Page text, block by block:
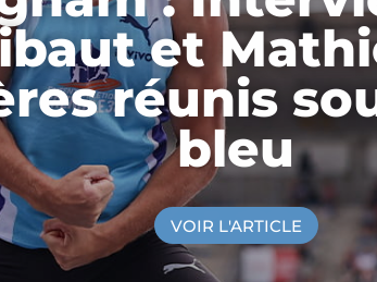
et
réunis
bleu
VOIR L'ARTICLE